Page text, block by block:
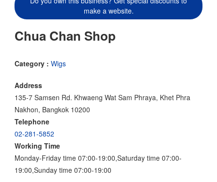
make a website.
Chua Chan Shop
Category : Wigs
Address
135-7 Samsen Rd. Khwaeng Wat Sam Phraya, Khet Phra
Nakhon, Bangkok 10200
Telephone
02-281-5852
Working Time
Monday-Friday time 07:00-19:00,Saturday time 07:00-
19:00,Sunday time 07:00-19:00